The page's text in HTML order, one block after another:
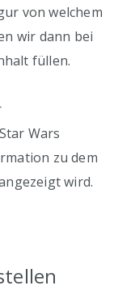
von welchem
wir dann bei
füllen.
Wars
zu dem
wird.